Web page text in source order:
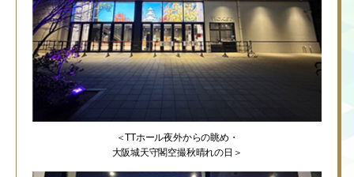
＜TTホール夜外からの眺め・
大阪城天守閣空撮秋晴れの日＞